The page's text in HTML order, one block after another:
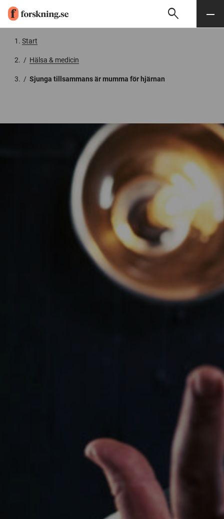
Söksearch Meny
Start
/ Hälsa & medicin
/ Sjunga tillsammans är mumma för hjärnan